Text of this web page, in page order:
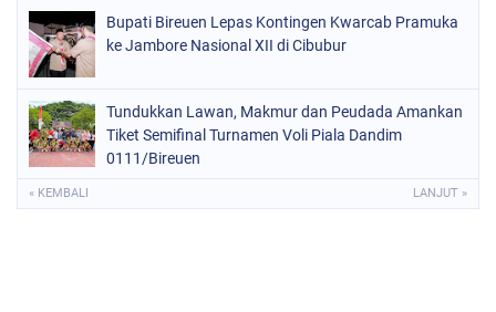
Bupati Bireuen Lepas Kontingen Kwarcab Pramuka
ke Jambore Nasional XII di Cibubur
Tundukkan Lawan, Makmur dan Peudada Amankan
Tiket Semifinal Turnamen Voli Piala Dandim
0111/Bireuen
« KEMBALI LANJUT »